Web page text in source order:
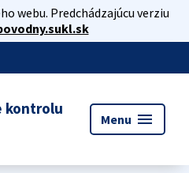
webu. Predchádzajúcu verziu
kontrolu
Menu menu